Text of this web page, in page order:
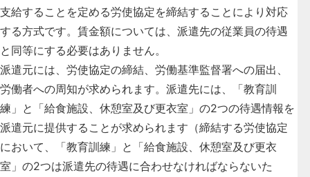
支給することを定める労使協定を締結することにより対応
する方式です。賃金額については、派遣先の従業員の待遇
と同等にする必要はありません。
派遣元には、労使協定の締結、労働基準監督署への届出、
労働者への周知が求められます。派遣先には、「教育訓
練」と「給食施設、休憩室及び更衣室」の2つの待遇情報を
派遣元に提供することが求められます（締結する労使協定
において、「教育訓練」と「給食施設、休憩室及び更衣
室」の2つは派遣先の待遇に合わせなければならないた